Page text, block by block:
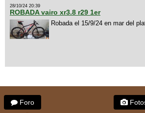
28/10/24 20:39
ROBADA vairo xr3.8 r29 1er
Robada el 15/9/24 en mar del
Foro